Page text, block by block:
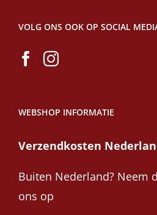
VOLG ONS OOK OP SOCIAL
WEBSHOP INFORMATIE
Verzendkosten
Buiten Nederland? Neem
ons op